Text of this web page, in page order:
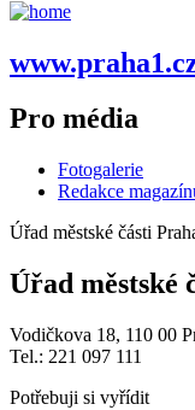
Pro média
Fotogalerie
Redakce
Úřad městské části
Úřad městské
Vodičkova 18, 110 00
Tel.: 221 097 111
Potřebuji si vyřídit